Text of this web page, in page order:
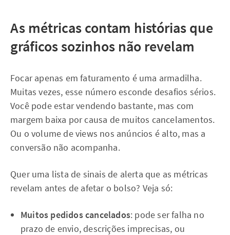
As métricas contam histórias que
gráficos sozinhos não revelam
Focar apenas em faturamento é uma armadilha.
Muitas vezes, esse número esconde desafios sérios.
Você pode estar vendendo bastante, mas com
margem baixa por causa de muitos cancelamentos.
Ou o volume de views nos anúncios é alto, mas a
conversão não acompanha.
Quer uma lista de sinais de alerta que as métricas
revelam antes de afetar o bolso? Veja só:
Muitos pedidos cancelados: pode ser falha no
prazo de envio, descrições imprecisas, ou